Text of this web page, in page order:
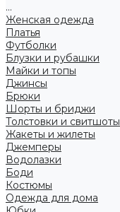
...
Женская одежда
Платья
Футболки
Блузки и рубашки
Майки и топы
Джинсы
Брюки
Шорты и бриджи
Толстовки и свитшоты
Жакеты и жилеты
Джемперы
Водолазки
Боди
Костюмы
Одежда для дома